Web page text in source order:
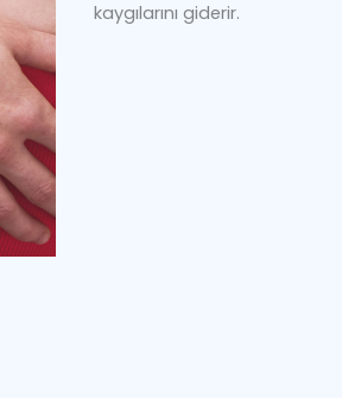
kaygılarını giderir.